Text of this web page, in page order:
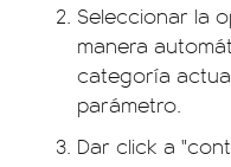
Seleccionar la
manera
categoría
parámetro.
Dar click a